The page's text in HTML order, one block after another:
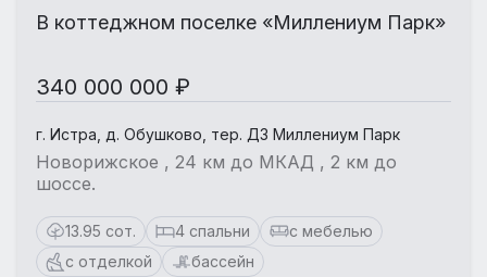
В коттеджном поселке «Миллениум Парк»
340 000 000 ₽
г. Истра, д. Обушково, тер. ДЗ Миллениум Парк
Новорижское , 24 км до МКАД , 2 км до
шоссе.
13.95 сот. 4 спальни
с мебелью
с отделкой
бассейн